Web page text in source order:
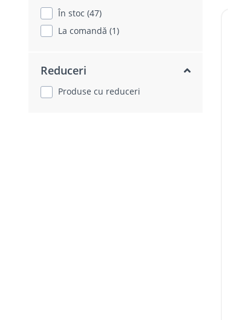
În stoc (47)
La comandă (1)
Reduceri
Produse cu reduceri